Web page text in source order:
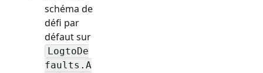
schéma de
défi par
défaut sur
LogtoDe
faults.A